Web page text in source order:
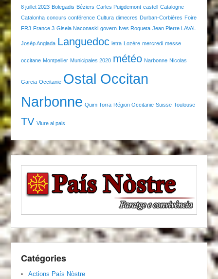
8 juillet 2023 Bolegadis Béziers Carles Puigdemont castell
Catalogne
Catalonha concurs conférence Cultura dimecres Durban-Corbières Foire
FR3 France 3 Gisela Naconaski govern Ives Roqueta Jean Pierre LAVAL
Josèp Anglada Languedoc letra Lozère mercredi messe
occitane Montpellier Municipales 2020 météo Narbonne Nicolas
Garcia Occitanie Ostal Occitan
Narbonne Quim Torra Région Occitanie Suisse Toulouse
TV Viure al pais
Catégories
Actions País Nòstre